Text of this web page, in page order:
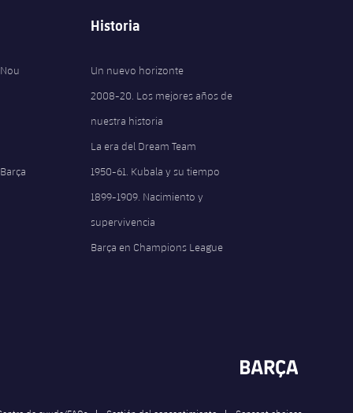
Historia
Un nuevo horizonte
2008-20. Los mejores años de
nuestra historia
La era del Dream Team
1950-61. Kubala y su tiempo
1899-1909. Nacimiento y
supervivencia
Barça en Champions League